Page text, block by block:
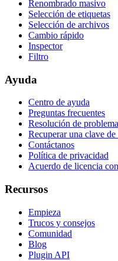
Renombrado masivo
Selección de etiquetas
Selección de archivos
Cambio rápido
Inspector
Filtro
Ayuda
Centro de ayuda
Preguntas frecuentes
Resolución de
Recuperar una clave
Contáctanos
Política de privacidad
Acuerdo de licencia
Recursos
Empieza
Trucos y consejos
Comunidad
Blog
Plugin API